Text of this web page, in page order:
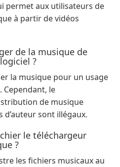
permet aux utilisateurs de
à partir de vidéos
de la musique de
?
la musique pour un usage
le
de musique
sont illégaux.
le téléchargeur
?
les fichiers musicaux au